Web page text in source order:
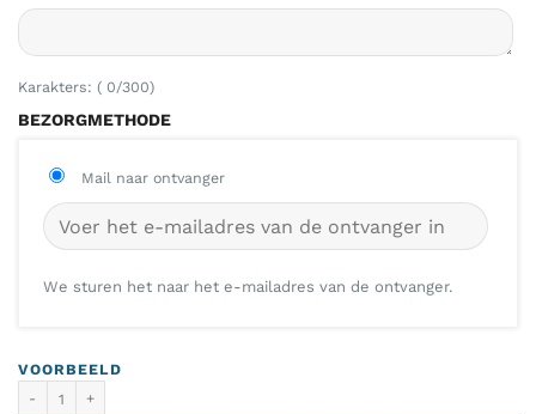
Karakters: ( 0/300)
BEZORGMETHODE
Mail naar ontvanger
We sturen het naar het e-mailadres van de ontvanger.
VOORBEELD